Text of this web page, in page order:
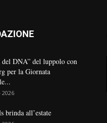
del DNA” del luppolo con
per la Giornata
2026
brinda all’estate